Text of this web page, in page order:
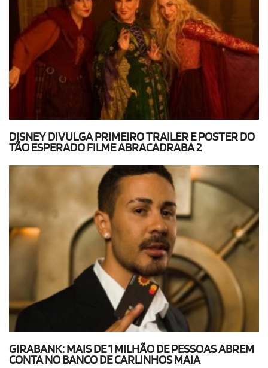
DISNEY DIVULGA PRIMEIRO TRAILER E POSTER DO
TÃO ESPERADO FILME ABRACADRABA 2
GIRABANK: MAIS DE 1 MILHÃO DE PESSOAS ABREM
CONTA NO BANCO DE CARLINHOS MAIA